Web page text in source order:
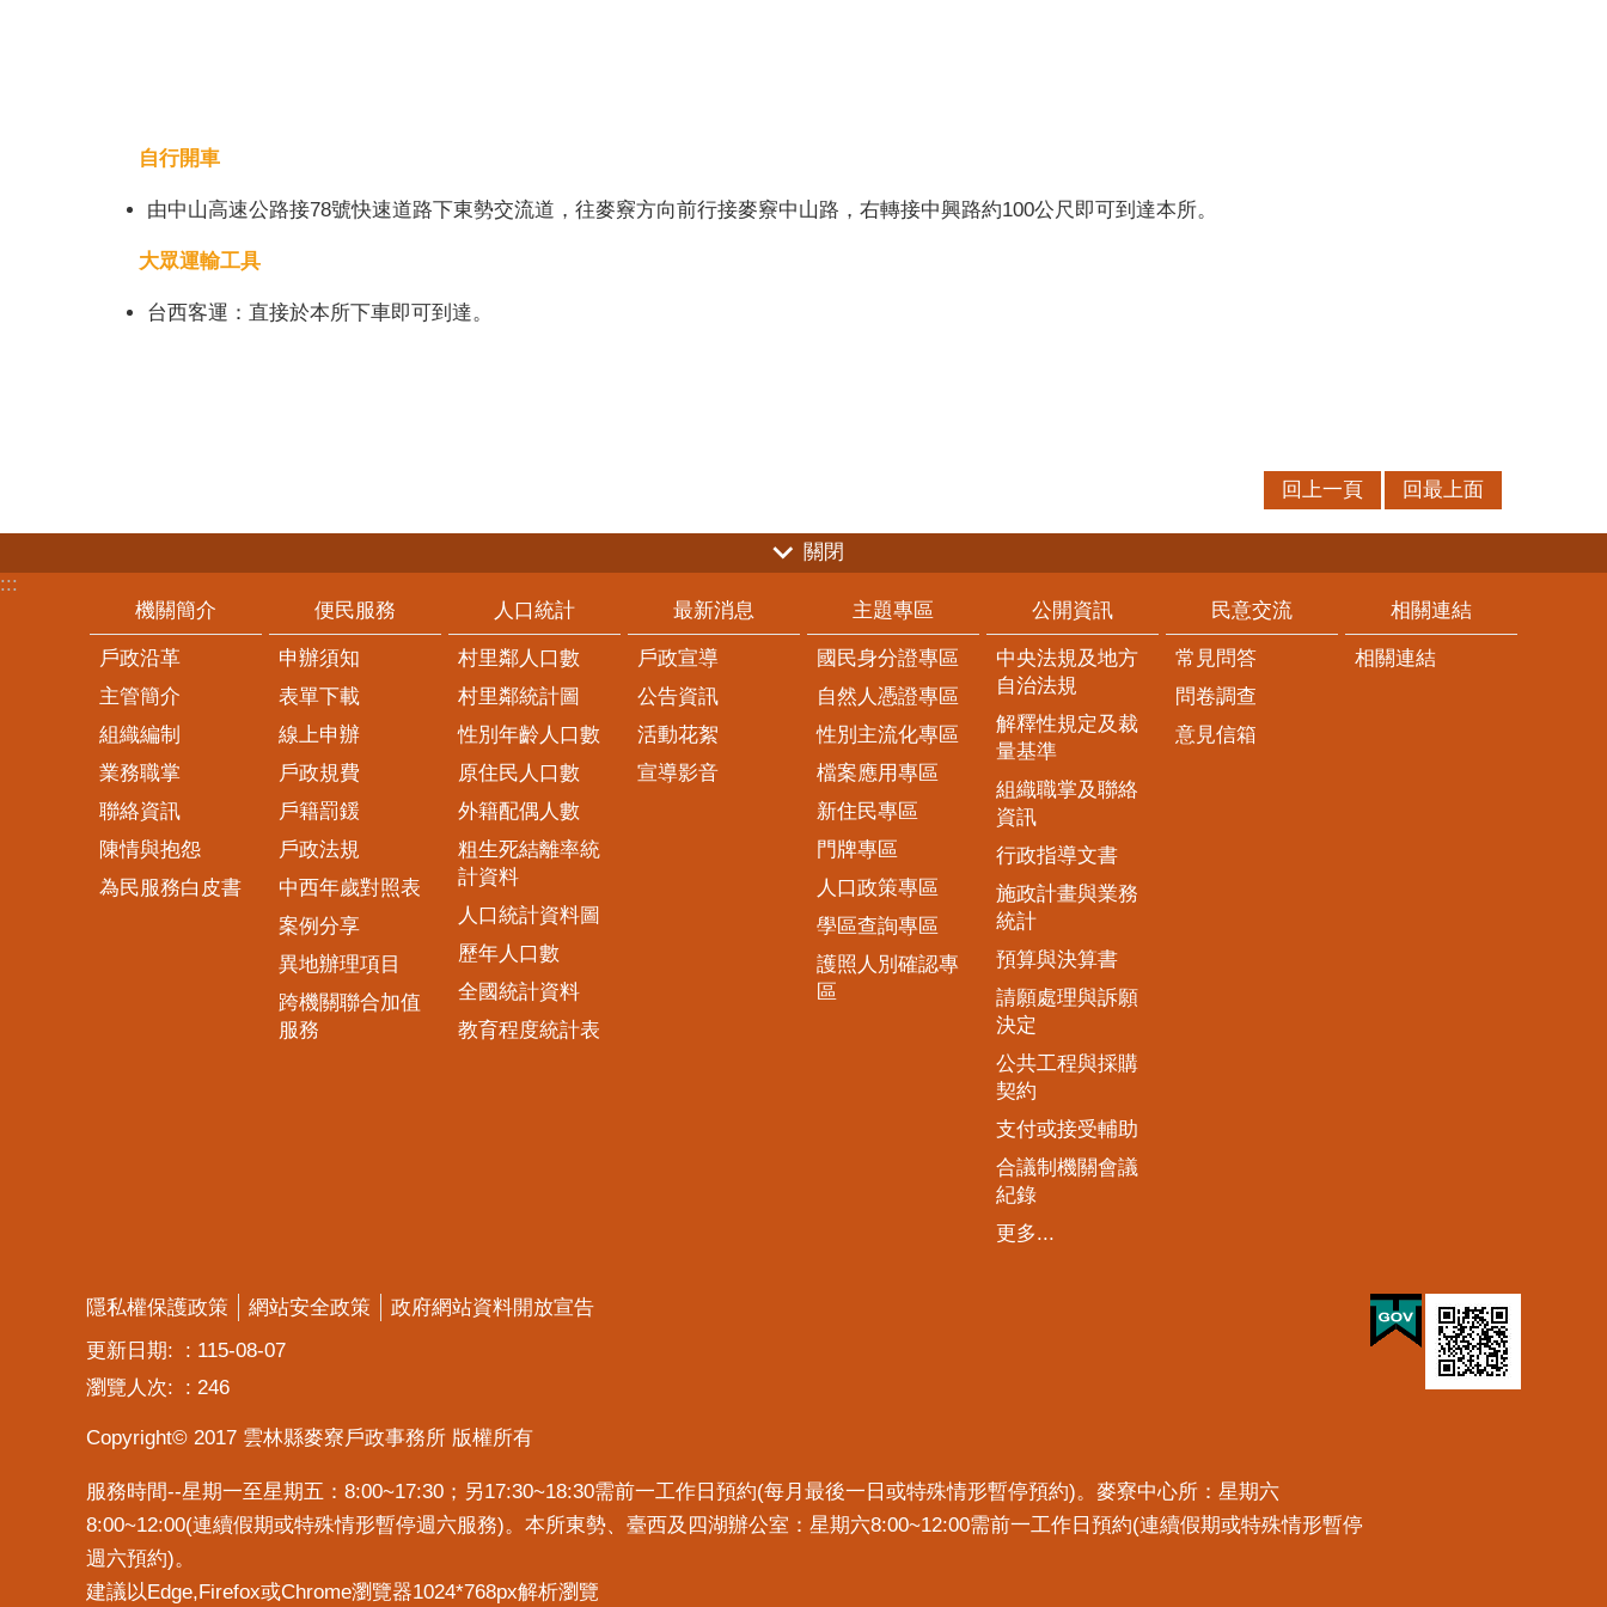
自行開車
由中山高速公路接78號快速道路下東勢交流道，往麥竂方向前行接麥竂中山路，右轉接中興路約100公尺即可到達本所。
大眾運輸工具
台西客運：直接於本所下車即可到達。
回上一頁 回最上面
關閉
:::
機關簡介
戶政沿革
主管簡介
組織編制
業務職掌
聯絡資訊
陳情與抱怨
為民服務白皮書
便民服務
申辦須知
表單下載
線上申辦
戶政規費
戶籍罰鍰
戶政法規
中西年歲對照表
案例分享
異地辦理項目
跨機關聯合加值
服務
人口統計
村里鄰人口數
村里鄰統計圖
性別年齡人口數
原住民人口數
外籍配偶人數
粗生死結離率統
計資料
人口統計資料圖
歷年人口數
全國統計資料
教育程度統計表
最新消息
戶政宣導
公告資訊
活動花絮
宣導影音
主題專區
國民身分證專區
自然人憑證專區
性別主流化專區
檔案應用專區
新住民專區
門牌專區
人口政策專區
學區查詢專區
護照人別確認專
區
公開資訊
中央法規及地方
自治法規
解釋性規定及裁
量基準
組織職掌及聯絡
資訊
行政指導文書
施政計畫與業務
統計
預算與決算書
請願處理與訴願
決定
公共工程與採購
契約
支付或接受輔助
合議制機關會議
紀錄
更多...
民意交流
常見問答
問卷調查
意見信箱
相關連結
相關連結
隱私權保護政策 網站安全政策
政府網站資料開放宣告
更新日期:
115-08-07
瀏覽人次:
246
Copyright© 2017 雲林縣麥寮戶政事務所 版權所有
服務時間--星期一至星期五：8:00~17:30；另17:30~18:30需前一工作日預約(每月最後一日或特殊情形暫停預約)。麥寮中心所：星期六
8:00~12:00(連續假期或特殊情形暫停週六服務)。本所東勢、臺西及四湖辦公室：星期六8:00~12:00需前一工作日預約(連續假期或特殊情形暫停
週六預約)。
建議以Edge,Firefox或Chrome瀏覽器1024*768px解析瀏覽